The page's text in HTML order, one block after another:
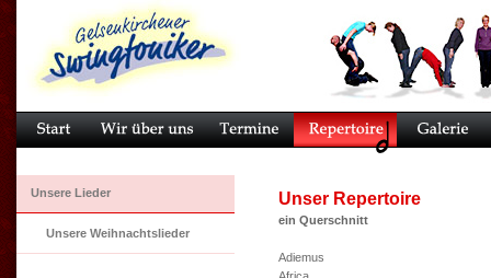
Unsere Lieder
Unsere Weihnachtslieder
Unser Repertoire
ein Querschnitt
Adiemus